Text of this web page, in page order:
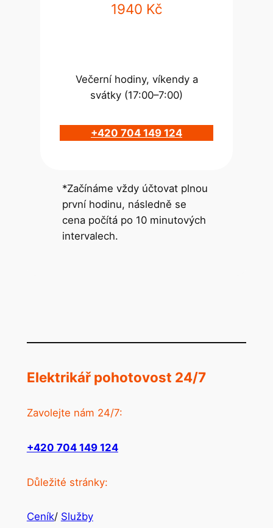
1940 Kč
Večerní hodiny, víkendy a
svátky (17:00–7:00)
+420 704 149 124
*Začínáme vždy účtovat plnou
první hodinu, následně se
cena počítá po 10 minutových
intervalech.
Elektrikář pohotovost 24/7
Zavolejte nám 24/7:
+420 704 149 124
Důležité stránky:
Ceník/ Služby